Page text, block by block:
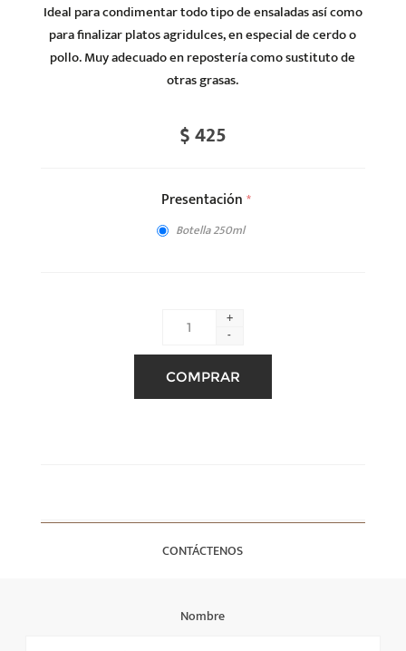
Ideal para condimentar todo tipo de ensaladas así como
para finalizar platos agridulces, en especial de cerdo o
pollo. Muy adecuado en repostería como sustituto de
otras grasas.
$ 425
Presentación*
Botella 250ml
+
-
CONTÁCTENOS
Nombre